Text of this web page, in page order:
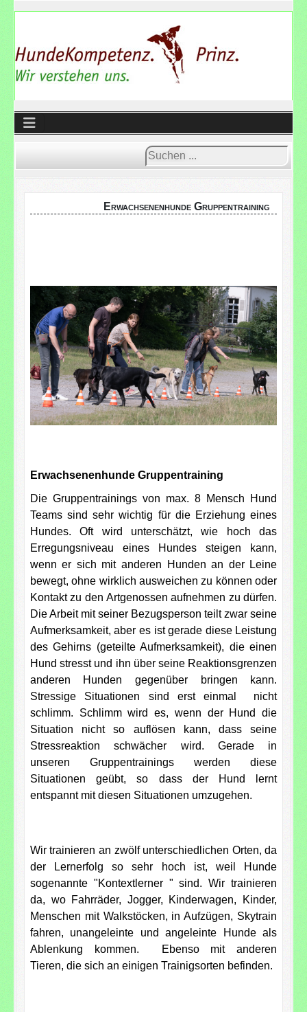
Suchen
...
Erwachsenenhunde Gruppentraining
Erwachsenenhunde Gruppentraining
Die Gruppentrainings von max. 8 Mensch Hund
Teams sind sehr wichtig für die Erziehung eines
Hundes. Oft wird unterschätzt, wie hoch das
Erregungsniveau eines Hundes steigen kann,
wenn er sich mit anderen Hunden an der Leine
bewegt, ohne wirklich ausweichen zu können oder
Kontakt zu den Artgenossen aufnehmen zu dürfen.
Die Arbeit mit seiner Bezugsperson teilt zwar seine
Aufmerksamkeit, aber es ist gerade diese Leistung
des Gehirns (geteilte Aufmerksamkeit), die einen
Hund stresst und ihn über seine Reaktionsgrenzen
anderen Hunden gegenüber bringen kann.
Stressige Situationen sind erst einmal nicht
schlimm. Schlimm wird es, wenn der Hund die
Situation nicht so auflösen kann, dass seine
Stressreaktion schwächer wird. Gerade in
unseren Gruppentrainings werden diese
Situationen geübt, so dass der Hund lernt
entspannt mit diesen Situationen umzugehen.
Wir trainieren an zwölf unterschiedlichen Orten, da
der Lernerfolg so sehr hoch ist, weil Hunde
sogenannte "Kontextlerner " sind. Wir trainieren
da, wo Fahrräder, Jogger, Kinderwagen, Kinder,
Menschen mit Walkstöcken, in Aufzügen, Skytrain
fahren, unangeleinte und angeleinte Hunde als
Ablenkung kommen. Ebenso mit anderen
Tieren, die sich an einigen Trainigsorten befinden.